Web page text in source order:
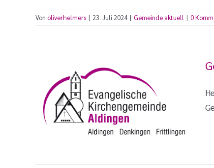
Von oliverhelmers | 23. Juli 2024 | Gemeinde aktuell | 0